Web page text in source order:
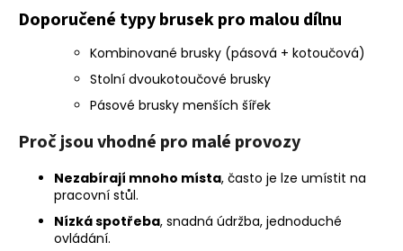
Doporučené typy brusek pro malou dílnu
Kombinované brusky (pásová + kotoučová)
Stolní dvoukotoučové brusky
Pásové brusky menších šířek
Proč jsou vhodné pro malé provozy
Nezabírají mnoho místa, často je lze umístit na
pracovní stůl.
Nízká spotřeba, snadná údržba, jednoduché
ovládání.
m